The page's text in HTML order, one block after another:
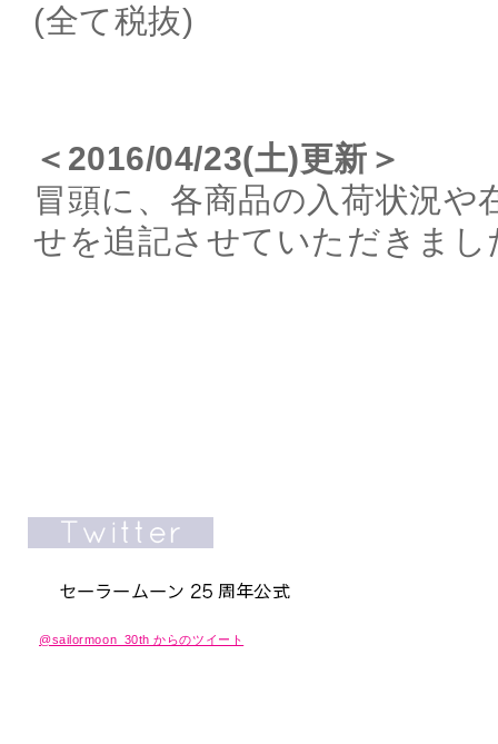
(全て税抜)
＜2016/04/23(土)更新＞
冒頭に、各商品の入荷状況や
せを追記させていただきまし
@sailormoon_30th からのツイート